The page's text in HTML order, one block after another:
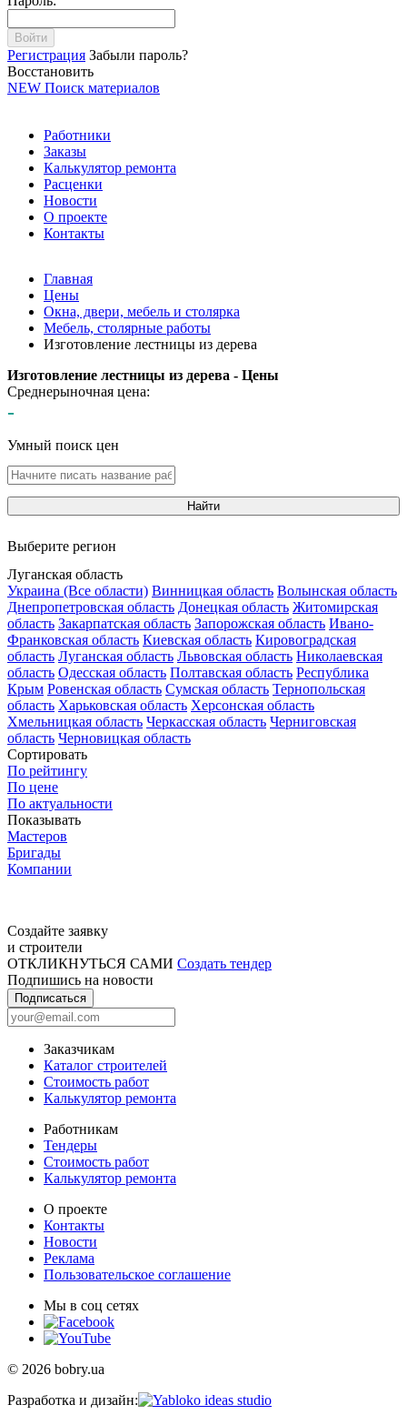
Войти
Регистрация Забыли пароль?
Восстановить
NEW Поиск материалов
Работники
Заказы
Калькулятор ремонта
Расценки
Новости
О проекте
Контакты
Главная
Цены
Окна, двери, мебель и столярка
Мебель, столярные работы
Изготовление лестницы из дерева
Изготовление лестницы из дерева - Цены
Среднерыночная цена:
-
Умный поиск цен
Найти
Выберите регион
Луганская область
Украина (Все области) Винницкая область Волынская область
Днепропетровская область Донецкая область Житомирская
область Закарпатская область Запорожская область Ивано-
Франковская область Киевская область Кировоградская
область Луганская область Львовская область Николаевская
область Одесская область Полтавская область Республика
Крым Ровенская область Сумская область Тернопольская
область Харьковская область Херсонская область
Хмельницкая область Черкасская область Черниговская
область Черновицкая область
Сортировать
По рейтингу
По цене
По актуальности
Показывать
Мастеров
Бригады
Компании
Создайте заявку
и строители
ОТКЛИКНУТЬСЯ САМИ Создать тендер
Подпишись на новости
Подписаться
Заказчикам
Каталог строителей
Стоимость работ
Калькулятор ремонта
Работникам
Тендеры
Стоимость работ
Калькулятор ремонта
О проекте
Контакты
Новости
Реклама
Пользовательское соглашение
Мы в соц сетях
© 2026 bobry.ua
Разработка и дизайн: